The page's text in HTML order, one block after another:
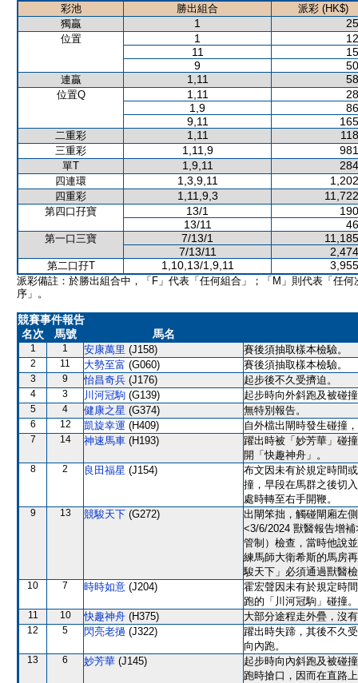
彩池 勝出組合
派彩 (HK$)
獨贏
1
位置 1
11
9
連贏 1,11
位置Q 1,11
1,9
9,11
二重彩 1,11
三重彩 1,11,9
單T 1,9,11
四連環 1,3,9,11
四重彩 1,11,9,3
第四口孖寶 13/1
13/11
第一口三寶 7/13/1
7/13/11
第二口孖T 1,10,13/1,9,11
派彩備註：於勝出組合中，「F」代表「任何組合」；「M」則代表「任何
序」。
競賽事件報告
名次
馬號 馬名
1 1 安康萬里 (J158) 賽後須抽取樣本檢驗。
2 11 大勢至富 (G060) 賽後須抽取樣本檢驗。
3 9 怡昌奇兵 (J176) 起步後不久受擠迫。
4 3 川河冠駒 (G139) 起步時向外斜跑及被碰
5 4 健康之星 (G374) 無特別報告。
6 12 凱旋幸運 (H409) 自外檔出閘時發生碰撞
7 14 神速馬車 (H193)
躍出時被「妙芳華」碰
開「快趣神舟」。
8 2 良田福星 (J154)
布文因未有於規定時間
撞，早段在馬群之後切
處時轉至右手開鞭。
9 13 競駿天下 (G272)
出閘笨拙，觸碰閘廂左
<3/6/2024 獸醫報告增
管制）檢查，當時他說
練馬師大衛希斯的馬房
駿天下」必須通過獸醫
10 7 時時如意 (J204)
霍宏聲因未有於規定時
跑的「川河冠駒」碰撞。
11 10 快趣神舟 (H375) 大部分途程走外疊，沒
12 5 閃亮老撾 (J322)
躍出時失蹄，其後不久
向內跑。
13 6 妙芳華 (J145)
起步時向內斜跑及被碰
跑時搶口，因而在直路